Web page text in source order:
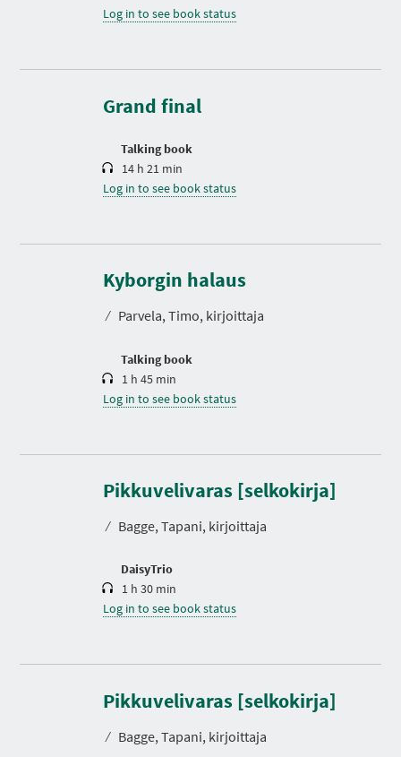
Log in to see book status
Grand final
Talking book
i
14 h 21 min
Log in to see book status
Kyborgin halaus
⁄ Parvela, Timo, kirjoittaja
Talking book
D
r
a
i
1 h 45 min
Log in to see book status
Pikkuvelivaras [selkokirja]
⁄ Bagge, Tapani, kirjoittaja
DaisyTrio
D
r
a
i
1 h 30 min
Log in to see book status
Pikkuvelivaras [selkokirja]
⁄ Bagge, Tapani, kirjoittaja